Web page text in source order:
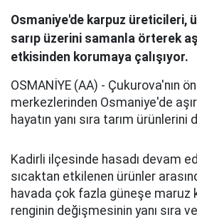
Osmaniye'de karpuz üreticileri,
sarıp üzerini samanla örterek
etkisinden korumaya çalışıyor.
OSMANİYE (AA) - Çukurova'nın
merkezlerinden Osmaniye'de
hayatın yanı sıra tarım
Kadirli ilçesinde hasadı devam
sıcaktan etkilenen ürünler
havada çok fazla güneşe maruz
renginin değişmesinin yanı sıra